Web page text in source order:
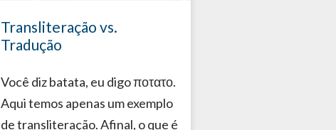
Transliteração vs.
Tradução
Você diz batata, eu digo ποτατο.
Aqui temos apenas um exemplo
de transliteração. Afinal, o que é